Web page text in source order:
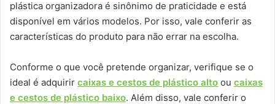
plástica organizadora é sinônimo de praticidade e está
disponível em vários modelos. Por isso, vale conferir as
características do produto para não errar na escolha.
Conforme o que você pretende organizar, verifique se o
ideal é adquirir caixas e cestos de plástico alto ou caixas
e cestos de plástico baixo. Além disso, vale conferir o